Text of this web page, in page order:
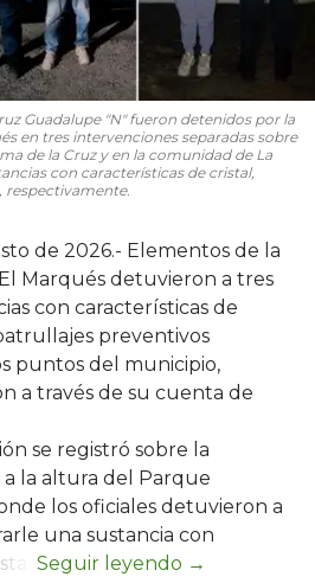
Guadalupe "N" fueron detenidos por la
en tres intervenciones separadas sobre
de la Cruz y en la comunidad de La
con características de cristal,
de 2026.- Elementos de la
Marqués detuvieron a tres
con características de
preventivos
puntos del municipio,
a través de su cuenta de
se registró sobre la
a la altura del Parque
los oficiales detuvieron a
una sustancia con